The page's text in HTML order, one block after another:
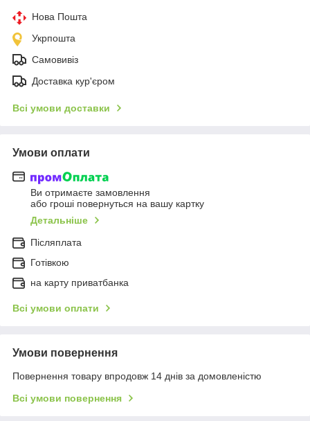
Нова Пошта
Укрпошта
Самовивіз
Доставка кур'єром
Всі умови доставки
Умови оплати
Ви отримаєте замовлення
або гроші повернуться на вашу картку
Детальніше
Післяплата
Готівкою
на карту приватбанка
Всі умови оплати
Умови повернення
Повернення товару впродовж 14 днів за домовленістю
Всі умови повернення